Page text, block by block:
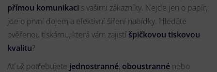
přímou komunikaci s vašimi zákazníky. Nejde jen o papír,
jde o první dojem a efektivní šíření nabídky. Hledáte
ověřenou tiskárnu, která vám zajistí špičkovou tiskovou
kvalitu?
Ať už potřebujete jednostranné, oboustranné nebo